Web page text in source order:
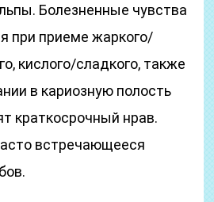
Болезненные чувства
при приеме жаркого/
кислого/сладкого, также
в кариозную полость
краткосрочный нрав.
встречающееся